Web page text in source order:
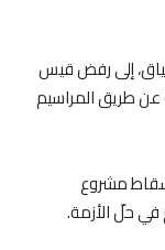
إلى رفض قيس
عن طريق المراسيم
مشروع
في حلّ الأزمة.